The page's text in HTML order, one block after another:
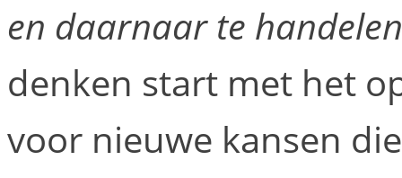
en daarnaar te
denken start met het
voor nieuwe kansen